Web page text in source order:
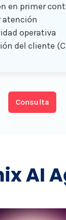
en primer
atención
operativa
del cliente
Consulta
AI